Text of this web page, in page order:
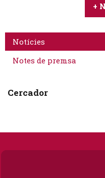
+
Notícies
Notes de premsa
Cercador